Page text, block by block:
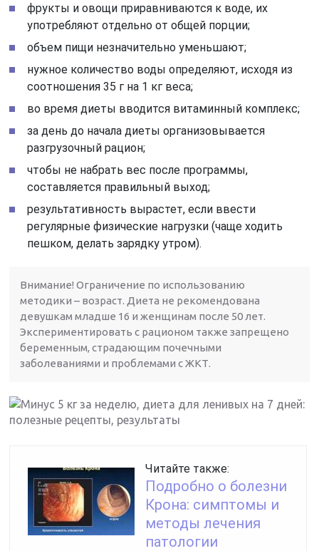
фрукты и овощи приравниваются к воде, их
употребляют отдельно от общей порции;
объем пищи незначительно уменьшают;
нужное количество воды определяют, исходя из
соотношения 35 г на 1 кг веса;
во время диеты вводится витаминный комплекс;
за день до начала диеты организовывается
разгрузочный рацион;
чтобы не набрать вес после программы,
составляется правильный выход;
результативность вырастет, если ввести
регулярные физические нагрузки (чаще ходить
пешком, делать зарядку утром).
Внимание! Ограничение по использованию
методики – возраст. Диета не рекомендована
девушкам младше 16 и женщинам после 50 лет.
Экспериментировать с рационом также запрещено
беременным, страдающим почечными
заболеваниями и проблемами с ЖКТ.
Читайте также:
Подробно о болезни
Крона: симптомы и
методы лечения
патологии